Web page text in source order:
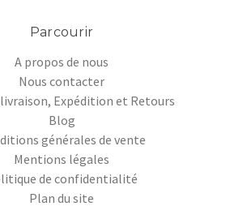
Parcourir
A propos de nous
Nous contacter
livraison, Expédition et Retours
Blog
générales de vente
Mentions légales
de confidentialité
Plan du site